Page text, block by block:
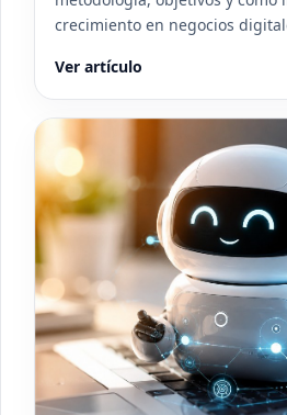
crecimiento en negocios
Ver artículo